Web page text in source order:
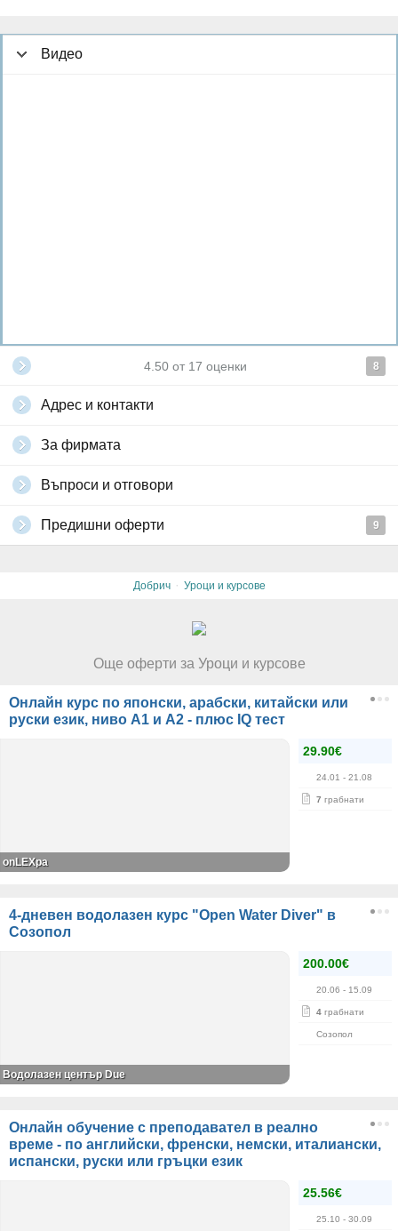
Видео
4.50 от 17 оценки 8
Адрес и контакти
За фирмата
Въпроси и отговори
Предишни оферти 9
Добрич · Уроци и курсове
Още оферти за Уроци и курсове
Онлайн курс по японски, арабски, китайски или
руски език, ниво А1 и А2 - плюс IQ тест
29.90€
24.01 - 21.08
7 грабнати
onLEXpa
4-дневен водолазен курс "Open Water Diver" в
Созопол
200.00€
20.06 - 15.09
4 грабнати
Созопол
Водолазен център Due
Онлайн обучение с преподавател в реално
време - по английски, френски, немски, италиански,
испански, руски или гръцки език
25.56€
25.10 - 30.09